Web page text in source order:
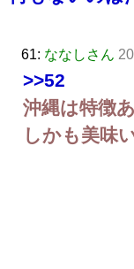
61: ななしさん
>>52
沖縄は特徴
しかも美味